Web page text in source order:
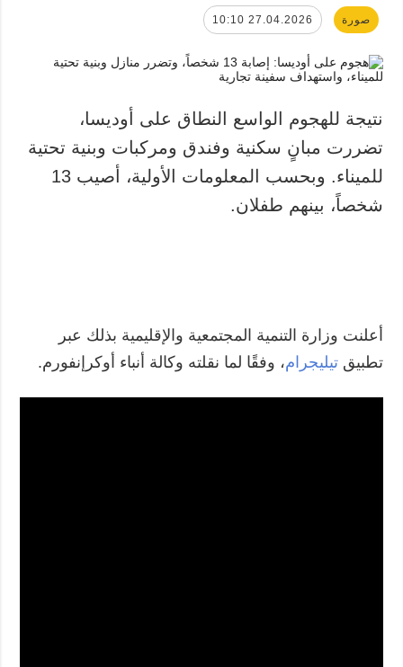
صورة 27.04.2026 10:10
نتيجة للهجوم الواسع النطاق على أوديسا،
تضررت مبانٍ سكنية وفندق ومركبات وبنية تحتية
للميناء. وبحسب المعلومات الأولية، أصيب 13
شخصاً، بينهم طفلان.
أعلنت وزارة التنمية المجتمعية والإقليمية بذلك عبر
تطبيقتيليجرام، وفقًا لما نقلته وكالة أنباء أوكرإنفورم.